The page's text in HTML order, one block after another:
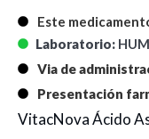
Este
Laboratorio:
Via de
Presentación
VitacNova Ácido